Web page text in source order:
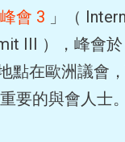
會 3 」（
III ），峰會於
點在歐洲議會
要的與會人士。